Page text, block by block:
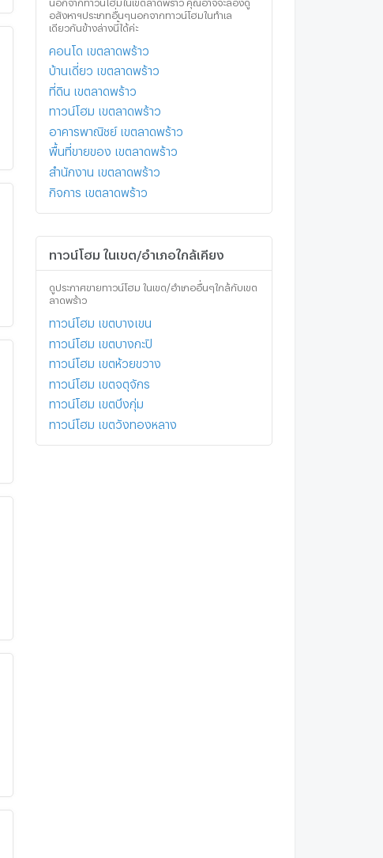
อสังหาฯประเภทอื่นๆนอกจากทาวน์โฮมในทำเล
เดียวกันข้างล่างนี้ได้ค่ะ
คอนโด เขตลาดพร้าว
บ้านเดี่ยว เขตลาดพร้าว
ที่ดิน เขตลาดพร้าว
ทาวน์โฮม เขตลาดพร้าว
อาคารพาณิชย์ เขตลาดพร้าว
พื้นที่ขายของ เขตลาดพร้าว
สำนักงาน เขตลาดพร้าว
กิจการ เขตลาดพร้าว
ทาวน์โฮม ในเขต/อำเภอใกล้เคียง
ดูประกาศขายทาวน์โฮม ในเขต/อำเภออื่นๆใกล้กับเขต
ลาดพร้าว
ทาวน์โฮม เขตบางเขน
ทาวน์โฮม เขตบางกะปิ
ทาวน์โฮม เขตห้วยขวาง
ทาวน์โฮม เขตจตุจักร
ทาวน์โฮม เขตบึงกุ่ม
ทาวน์โฮม เขตวังทองหลาง